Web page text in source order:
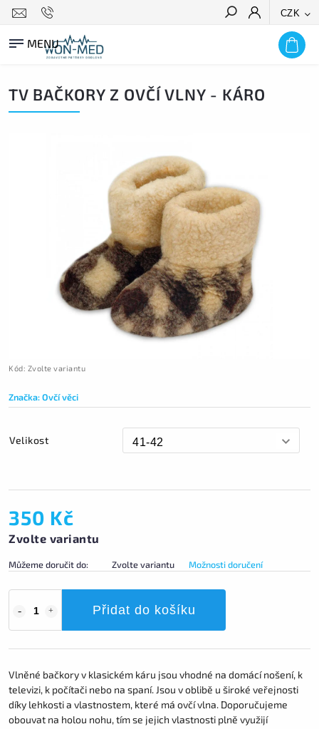
CZK
HLEDAT
TV BAČKORY Z OVČÍ VLNY - KÁRO
Kód: Zvolte variantu
Značka:Ovčí věci
Velikost
350 Kč
Zvolte variantu
Můžeme doručit do: Zvolte variantu Možnosti doručení
Přidat do košíku
Vlněné bačkory v klasickém káru jsou vhodné na domácí nošení, k
televizi, k počítači nebo na spaní. Jsou v oblibě u široké veřejnosti
díky lehkosti a vlastnostem, které má ovčí vlna. Doporučujeme
obouvat na holou nohu, tím se jejich vlastnosti plně využijí